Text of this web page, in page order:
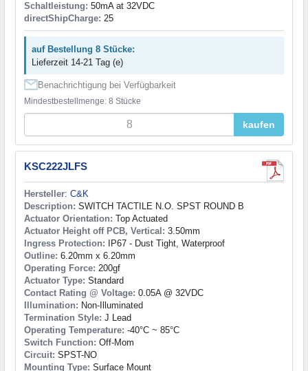
Schaltleistung: 50mA at 32VDC
directShipCharge: 25
auf Bestellung 8 Stücke:
Lieferzeit 14-21 Tag (e)
Benachrichtigung bei Verfügbarkeit
Mindestbestellmenge: 8 Stücke
kaufen
KSC222JLFS
Hersteller: C&K
Description: SWITCH TACTILE N.O. SPST ROUND B
Actuator Orientation: Top Actuated
Actuator Height off PCB, Vertical: 3.50mm
Ingress Protection: IP67 - Dust Tight, Waterproof
Outline: 6.20mm x 6.20mm
Operating Force: 200gf
Actuator Type: Standard
Contact Rating @ Voltage: 0.05A @ 32VDC
Illumination: Non-Illuminated
Termination Style: J Lead
Operating Temperature: -40°C ~ 85°C
Switch Function: Off-Mom
Circuit: SPST-NO
Mounting Type: Surface Mount